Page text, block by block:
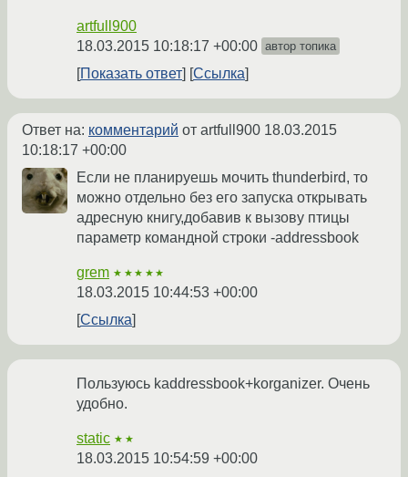
artfull900
18.03.2015 10:18:17 +00:00 автор топика
Показать ответ Ссылка
Ответ на: комментарий от artfull900 18.03.2015
10:18:17 +00:00
Если не планируешь мочить thunderbird, то
можно отдельно без его запуска открывать
адресную книгу,добавив к вызову птицы
параметр командной строки -addressbook
grem ★★★★★
18.03.2015 10:44:53 +00:00
Ссылка
Пользуюсь kaddressbook+korganizer. Очень
удобно.
static ★★
18.03.2015 10:54:59 +00:00